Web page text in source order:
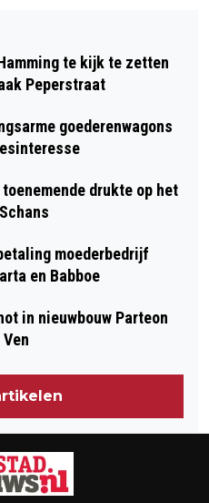
FINALE TEN
OP
ZAT
te kijk te zetten
Peperstraat
goederenwagons
drukte op het
moederbedrijf
en Babboe
in nieuwbouw Parteon